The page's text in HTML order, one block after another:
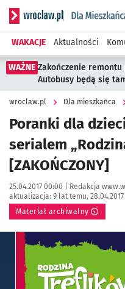
Serwis informacyjny
WAKACJE Aktualności
WAŻNE Zakończenie remontu
Autobusy będą się
wroclaw.pl Dla mieszkańca
Poranki dla
serialem
[ZAKOŃCZONY]
Data publikacji:
25.04.2017 00:00 | Autor:
Redakcja
aktualizacja: 9 lat temu, 28.04.2017
Materiał archiwalny
Kliknij, aby powiększyć